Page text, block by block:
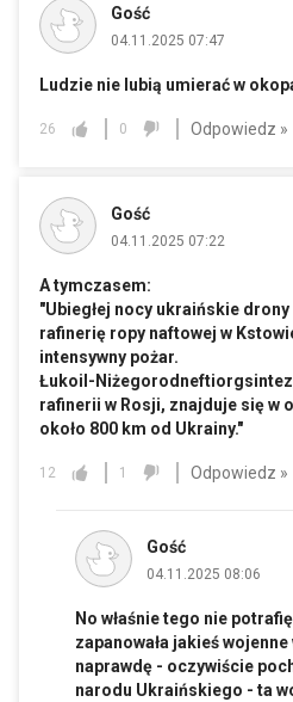
Gość
04.11.2025 07:47
Ludzie nie lubią umierać w
26 0 Odpowiedz »
Gość
04.11.2025 07:22
A tymczasem:
"Ubiegłej nocy ukraińskie
rafinerię ropy naftowej w
intensywny pożar.
Łukoil-
rafinerii w Rosji, znajduje się w
około 800 km od Ukrainy."
12 1 Odpowiedz »
Gość
04.11.2025 08:06
No właśnie tego nie
zapanowała jakieś
naprawdę - oczywiście
narodu Ukraińskiego - ta